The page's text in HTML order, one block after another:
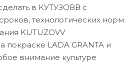
в КУТУЗОВВ с
технологических норм
KUTUZOVV
покраске LADA GRANTA и
внимание культуре